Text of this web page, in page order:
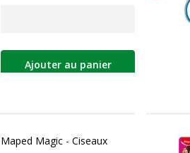
Ajouter au panier
Maped Magic - Ciseaux